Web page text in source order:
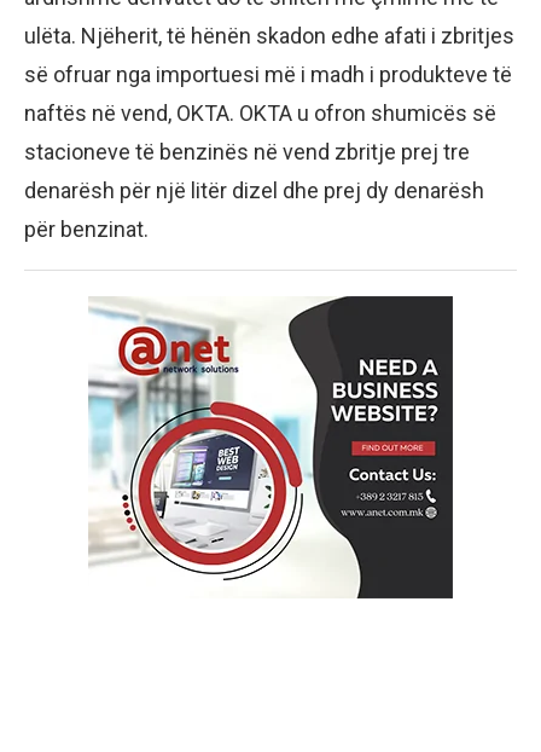
ulëta. Njëherit, të hënën skadon edhe afati i zbritjes
së ofruar nga importuesi më i madh i produkteve të
naftës në vend, OKTA. OKTA u ofron shumicës së
stacioneve të benzinës në vend zbritje prej tre
denarësh për një litër dizel dhe prej dy denarësh
për benzinat.